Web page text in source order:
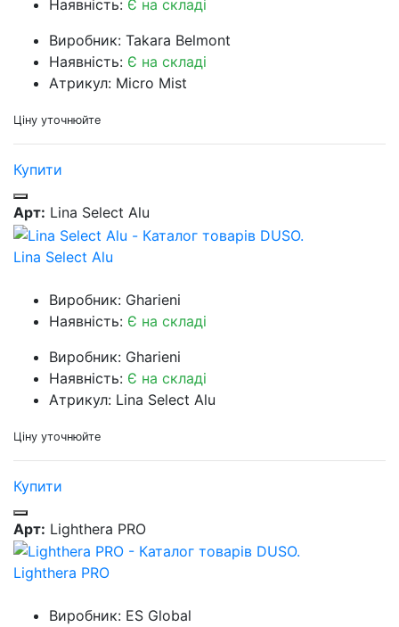
Наявність: Є на складі
Виробник: Takara Belmont
Наявність: Є на складі
Атрикул: Micro Mist
Ціну уточнюйте
Купити
Арт: Lina Select Alu
Lina Select Alu
Виробник: Gharieni
Наявність: Є на складі
Виробник: Gharieni
Наявність: Є на складі
Атрикул: Lina Select Alu
Ціну уточнюйте
Купити
Арт: Lighthera PRO
Lighthera PRO
Виробник: ES Global